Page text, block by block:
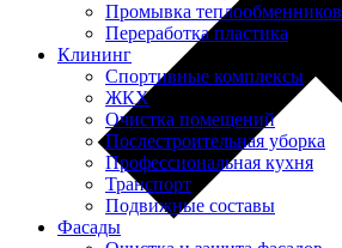
Промывка теплообменников
Переработка пластика
Клининг
Спортивные комплексы
ЖКХ
Очистка помещений
Послестроительная уборка
Профессиональная кухня
Транспорт
Подвижные составы
Фасады